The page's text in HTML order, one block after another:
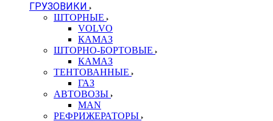
ГРУЗОВИКИ
ШТОРНЫЕ
VOLVO
КАМАЗ
ШТОРНО-БОРТОВЫЕ
КАМАЗ
ТЕНТОВАННЫЕ
ГАЗ
АВТОВОЗЫ
MAN
РЕФРИЖЕРАТОРЫ